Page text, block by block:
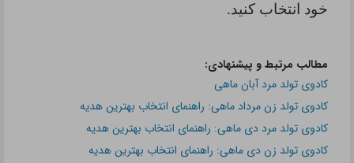
خود انتخاب کنید.
مطالب مرتبط و پیشنهادی:
کادوی تولد مرد آبان ماهی
کادوی تولد زن مرداد ماهی: راهنمای انتخاب بهترین هدیه
کادوی تولد مرد دی ماهی: راهنمای انتخاب بهترین هدیه
کادوی تولد زن دی ماهی: راهنمای انتخاب بهترین هدیه